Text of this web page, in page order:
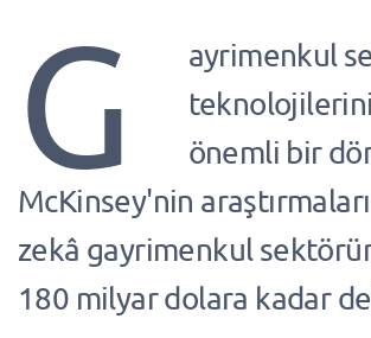
G
ayrimenkul
önemli bir
McKinsey'nin
zekâ gayrimenkul
180 milyar dolara kadar